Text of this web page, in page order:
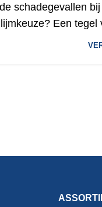
schadegevallen
lijmkeuze? Een